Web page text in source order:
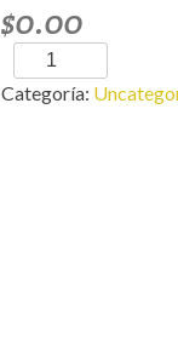
$0.00
Producto
cantidad
Categoría: